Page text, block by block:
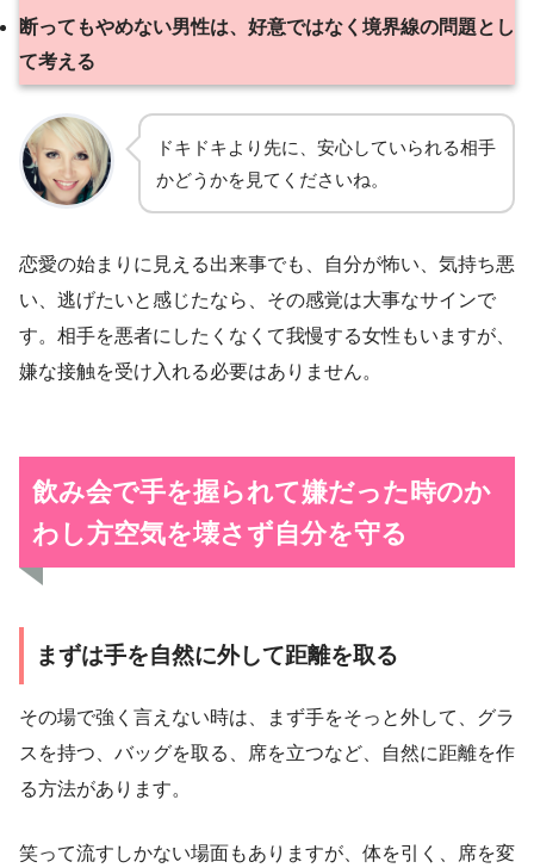
断ってもやめない男性は、好意ではなく境界線の問題とし
て考える
ドキドキより先に、安心していられる相手
かどうかを見てくださいね。
恋愛の始まりに見える出来事でも、自分が怖い、気持ち悪
い、逃げたいと感じたなら、その感覚は大事なサインで
す。相手を悪者にしたくなくて我慢する女性もいますが、
嫌な接触を受け入れる必要はありません。
飲み会で手を握られて嫌だった時のか
わし方空気を壊さず自分を守る
まずは手を自然に外して距離を取る
その場で強く言えない時は、まず手をそっと外して、グラ
スを持つ、バッグを取る、席を立つなど、自然に距離を作
る方法があります。
笑って流すしかない場面もありますが、体を引く、席を変